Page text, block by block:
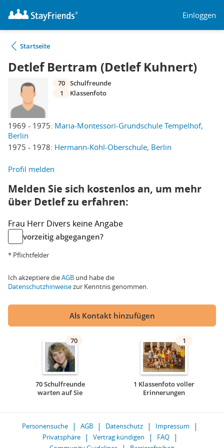
Einloggen
Startseite
Detlef Bertram (Detlef Kuhnert)
1969 - 1975: Maria-Montessori-Grundschule Tempelhof,
Berlin
1975 - 1978: Hermann-Köhl-Oberschule, Berlin
70 Schulfreunde
1
Klassenfoto
Profil melden
Melden Sie sich kostenlos an, um mehr
über Detlef zu erfahren:
Frau Herr Divers keine Angabe
vorzeitig abgegangen?
* Pflichtfelder
Ich akzeptiere dieAGB und habe die
Datenschutzhinweisezur Kenntnis genommen.
Als Kontakt hinzufügen
70
70 Schulfreunde
warten auf Sie
1
1 Klassenfoto voller
Erinnerungen
Personensuche AGB Datenschutz
Impressum
Privatsphäre
Vertrag kündigen
FAQ